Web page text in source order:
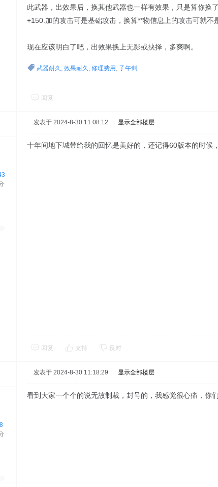
此武器，出效果后，换其他武器也一样有效果，只是算你换
+150.加的攻击可是基础攻击，换算**物信息上的攻击可就不
现在应该明白了吧，出效果换上无影或抉择，多爽啊。
武器耐久 , 效果耐久 , 修理费用 , 子午剑
回复
发表于 2024-8-30 11:08:12 显示全部楼层
十年间地下城带给我的回忆是美好的，还记得60版本的时候
回复 支持 反对
发表于 2024-8-30 11:18:29 显示全部楼层
看到大家一个个的说无故制裁，封号的，我感觉很心痛，你